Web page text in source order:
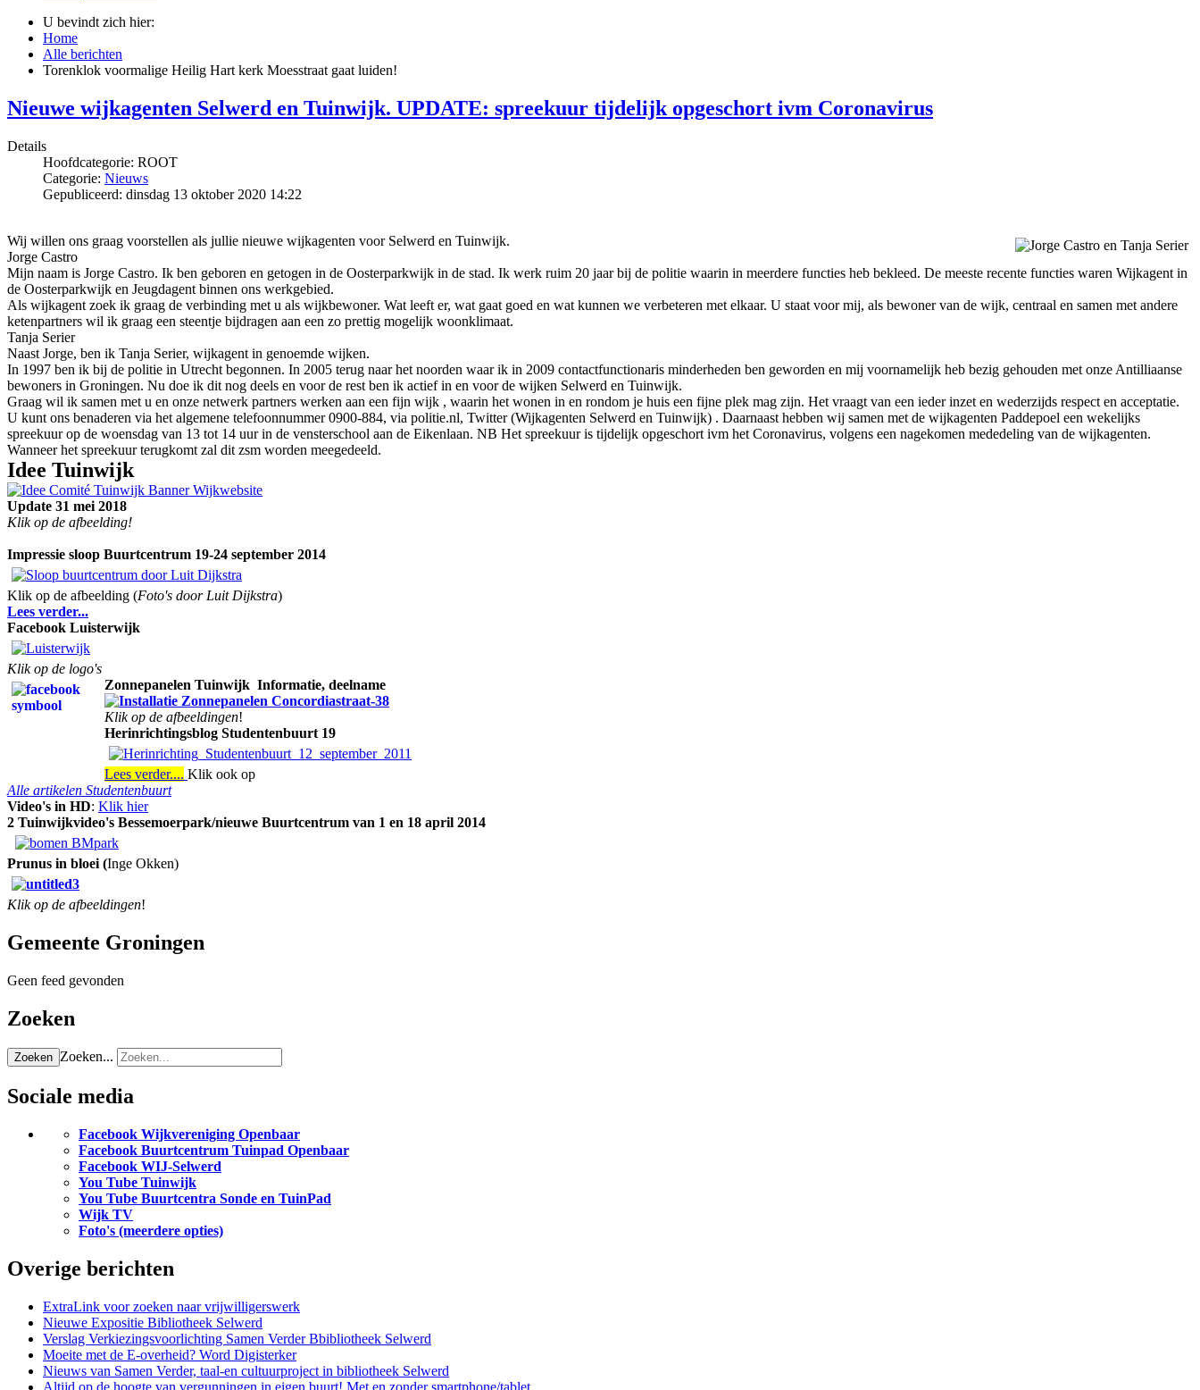
U bevindt zich hier:
Home
Alle berichten
Torenklok voormalige Heilig Hart kerk Moesstraat gaat luiden!
Nieuwe wijkagenten Selwerd en Tuinwijk. UPDATE: spreekuur tijdelijk opgeschort ivm Coronavirus
Details
Hoofdcategorie: ROOT
Categorie: Nieuws
Gepubliceerd: dinsdag 13 oktober 2020 14:22
Wij willen ons graag voorstellen als jullie nieuwe wijkagenten voor Selwerd en Tuinwijk.
Jorge Castro
Mijn naam is Jorge Castro. Ik ben geboren en getogen in de Oosterparkwijk in de stad. Ik werk ruim 20 jaar bij de politie waarin in meerdere functies heb bekleed. De meeste recente functies waren Wijkagent in
de Oosterparkwijk en Jeugdagent binnen ons werkgebied.
Als wijkagent zoek ik graag de verbinding met u als wijkbewoner. Wat leeft er, wat gaat goed en wat kunnen we verbeteren met elkaar. U staat voor mij, als bewoner van de wijk, centraal en samen met andere
ketenpartners wil ik graag een steentje bijdragen aan een zo prettig mogelijk woonklimaat.
Tanja Serier
Naast Jorge, ben ik Tanja Serier, wijkagent in genoemde wijken.
In 1997 ben ik bij de politie in Utrecht begonnen. In 2005 terug naar het noorden waar ik in 2009 contactfunctionaris minderheden ben geworden en mij voornamelijk heb bezig gehouden met onze Antilliaanse
bewoners in Groningen. Nu doe ik dit nog deels en voor de rest ben ik actief in en voor de wijken Selwerd en Tuinwijk.
Graag wil ik samen met u en onze netwerk partners werken aan een fijn wijk , waarin het wonen in en rondom je huis een fijne plek mag zijn. Het vraagt van een ieder inzet en wederzijds respect en acceptatie.
U kunt ons benaderen via het algemene telefoonnummer 0900-884, via politie.nl, Twitter (Wijkagenten Selwerd en Tuinwijk) . Daarnaast hebben wij samen met de wijkagenten Paddepoel een wekelijks
spreekuur op de woensdag van 13 tot 14 uur in de vensterschool aan de Eikenlaan. NB Het spreekuur is tijdelijk opgeschort ivm het Coronavirus, volgens een nagekomen mededeling van de wijkagenten.
Wanneer het spreekuur terugkomt zal dit zsm worden meegedeeld.
Idee Tuinwijk
Update 31 mei 2018
Klik op de afbeelding!
Impressie sloop Buurtcentrum 19-24 september 2014
Klik op de afbeelding (Foto's door Luit Dijkstra)
Lees verder...
Facebook Luisterwijk
Klik op de logo's
Zonnepanelen Tuinwijk Informatie, deelname
Klik op de afbeeldingen!
Herinrichtingsblog Studentenbuurt 19
Lees verder.... Klik ook op
Alle artikelen Studentenbuurt
Video's in HD: Klik hier
2 Tuinwijkvideo's Bessemoerpark/nieuwe Buurtcentrum van 1 en 18 april 2014
Prunus in bloei (Inge Okken)
Klik op de afbeeldingen!
Gemeente Groningen
Geen feed gevonden
Zoeken
Zoeken Zoeken...
Sociale media
Facebook Wijkvereniging Openbaar
Facebook Buurtcentrum Tuinpad Openbaar
Facebook WIJ-Selwerd
You Tube Tuinwijk
You Tube Buurtcentra Sonde en TuinPad
Wijk TV
Foto's (meerdere opties)
Overige berichten
ExtraLink voor zoeken naar vrijwilligerswerk
Nieuwe Expositie Bibliotheek Selwerd
Verslag Verkiezingsvoorlichting Samen Verder Bbibliotheek Selwerd
Moeite met de E-overheid? Word Digisterker
Nieuws van Samen Verder, taal-en cultuurproject in bibliotheek Selwerd
Altijd op de hoogte van vergunningen in eigen buurt! Met en zonder smartphone/tablet